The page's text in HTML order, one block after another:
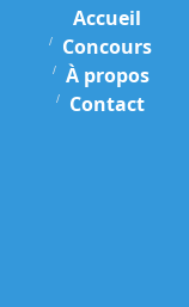
Accueil
Concours
À propos
Contact